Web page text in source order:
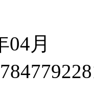
月